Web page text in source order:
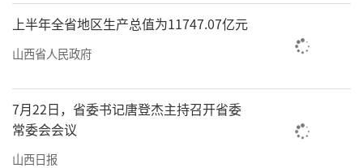
立德树人工程，一体推进教育发展、科技创
新、人才培养，加快建设高质量教育体系，让
教育改革发展成果更多更公平惠及全省人民。
希望广大教师弘扬教育家精神，牢记为党育
人、为国育才的初心使命，涵养高尚师德师
风，锤炼过硬素质本领，做新时代“四有”好
上半年全省地区生产总值为11747.07亿元
山西省人民政府
7月22日，省委书记唐登杰主持召开省委
常委会会议
山西日报